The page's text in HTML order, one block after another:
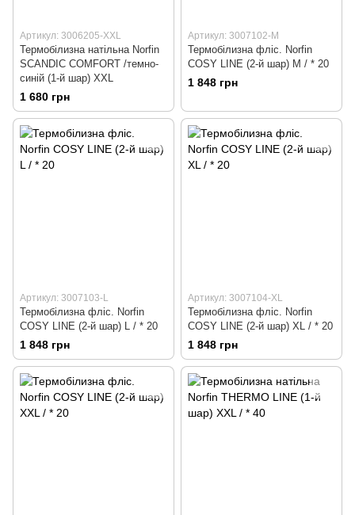
Артикул: 3006205-XXL
Термобілизна натільна Norfin
SCANDIC COMFORT /темно-
синій (1-й шар) XXL
1 680 грн
Артикул: 3007102-M
Термобілизна фліс. Norfin
COSY LINE (2-й шар) M / * 20
1 848 грн
Артикул: 3007103-L
Термобілизна фліс. Norfin
COSY LINE (2-й шар) L / * 20
1 848 грн
Артикул: 3007104-XL
Термобілизна фліс. Norfin
COSY LINE (2-й шар) XL / * 20
1 848 грн